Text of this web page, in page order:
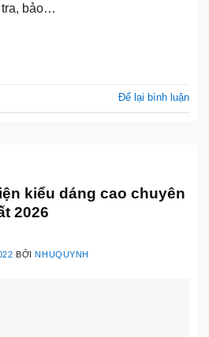
tra, bảo…
Để lại bình luận
kiểu dáng cao chuyên
2026
BỞI NHUQUYNH